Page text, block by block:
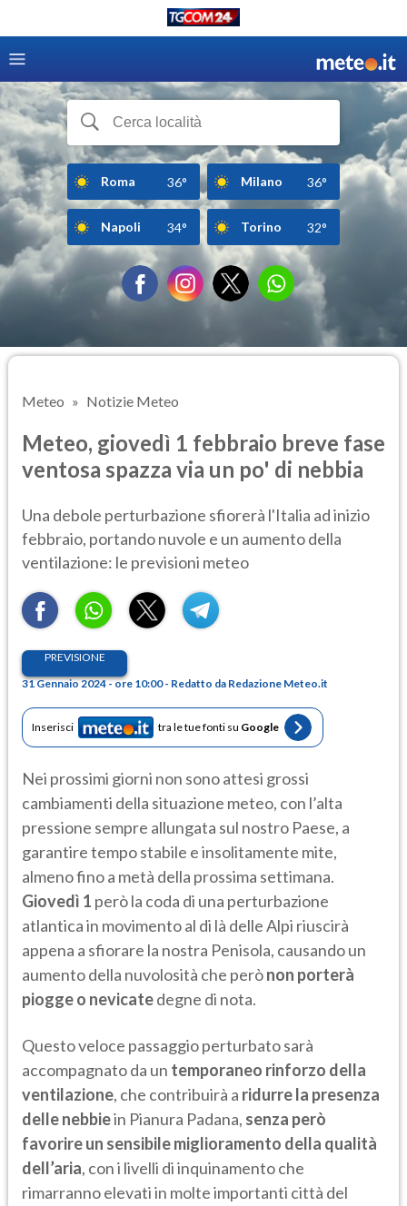
Roma 36° Milano 36°
Napoli 34° Torino 32°
Meteo Notizie Meteo
Meteo, giovedì 1 febbraio breve fase
ventosa spazza via un po' di nebbia
Una debole perturbazione sfiorerà l'Italia ad inizio
febbraio, portando nuvole e un aumento della
ventilazione: le previsioni meteo
PREVISIONE
31 Gennaio 2024 - ore 10:00 - Redatto da Redazione Meteo.it
Inserisci tra le tue fonti su Google
Nei prossimi giorni non sono attesi grossi
cambiamenti della situazione meteo, con l’alta
pressione sempre allungata sul nostro Paese, a
garantire tempo stabile e insolitamente mite,
almeno fino a metà della prossima settimana.
Giovedì 1 però la coda di una perturbazione
atlantica in movimento al di là delle Alpi riuscirà
appena a sfiorare la nostra Penisola, causando un
aumento della nuvolosità che perònon porterà
piogge o nevicatedegne di nota.
Questo veloce passaggio perturbato sarà
accompagnato da un temporaneo rinforzo della
ventilazione, che contribuirà a ridurre la presenza
delle nebbiein Pianura Padana, senza però
favorire un sensibile miglioramento della qualità
dell’aria, con i livelli di inquinamento che
rimarranno elevati in molte importanti città del